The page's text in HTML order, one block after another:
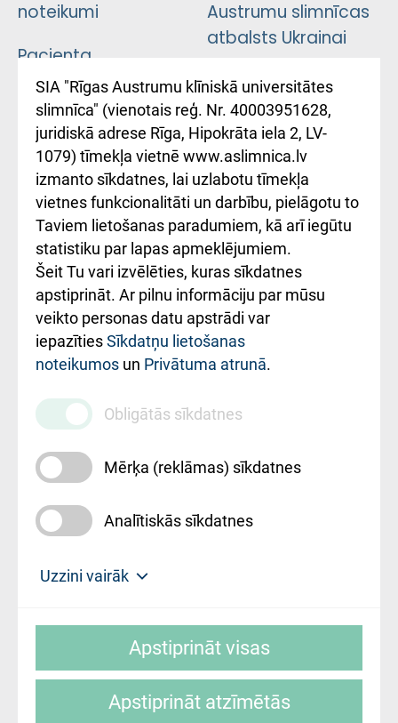
noteikumi
Pacienta
atsauksmju/sūdzību
iesniegšanas
kārtība
Kā pie mums nokļūt
Rēķinu apmaksas
ceļvedis
Rekvizīti un
ārstniecības
iestādes kods
010000234
Maksas
pakalpojumu
cenrādis
Austrumu slimnīcas
atbalsts Ukrainai
Підтримка Східної
лікарні та співпраця з
Україною
Mājas lapas izstrāde:
SIA "Rīgas Austrumu klīniskā universitātes
slimnīca" (vienotais reģ. Nr. 40003951628,
juridiskā adrese Rīga, Hipokrāta iela 2, LV-
1079) tīmekļa vietnē www.aslimnica.lv
izmanto sīkdatnes, lai uzlabotu tīmekļa
vietnes funkcionalitāti un darbību, pielāgotu to
Taviem lietošanas paradumiem, kā arī iegūtu
statistiku par lapas apmeklējumiem.
Šeit Tu vari izvēlēties, kuras sīkdatnes
apstiprināt. Ar pilnu informāciju par mūsu
veikto personas datu apstrādi var
iepazītiesSīkdatņu lietošanas
noteikumos un Privātuma atrunā.
Obligātās sīkdatnes
Mērķa (reklāmas) sīkdatnes
Analītiskās sīkdatnes
Uzzini vairāk
slimnīca, turpmāk – Pārzinis, sīkdatņu
sīkdatņu izmantošanas nosacījumiem.
Apstiprināt visas
Apstiprināt atzīmētās